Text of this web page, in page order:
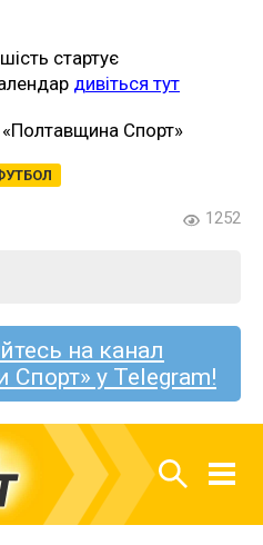
стартує
дивіться тут
«Полтавщина Спорт»
1252
на канал
у Telegram!